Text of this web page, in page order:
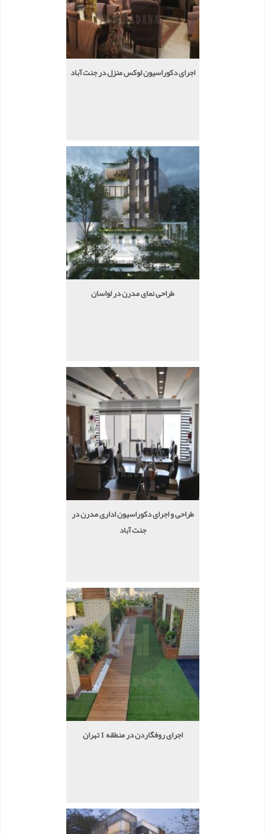
اجرای دکوراسیون لوکس منزل در جنت آباد
طراحی نمای مدرن در لواسان
طراحی و اجرای دکوراسیون اداری مدرن در
جنت آباد
اجرای روفگاردن در منطقه 1 تهران